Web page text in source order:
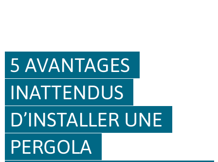
5 AVANTAGES
INATTENDUS
D’INSTALLER UNE
PERGOLA